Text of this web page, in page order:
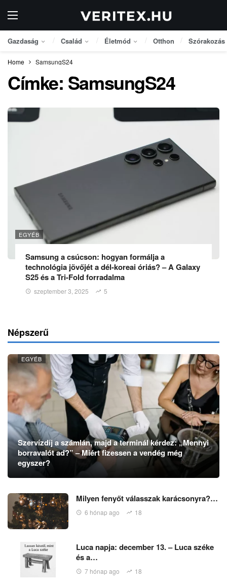
Gazdaság Család Életmód Otthon Szórakozás
Home SamsungS24
Címke: SamsungS24
EGYÉB
Samsung a csúcson: hogyan formálja a
technológia jövőjét a dél-koreai óriás? – A Galaxy
S25 és a Tri-Fold forradalma
szeptember 3, 2025 5
Népszerű
EGYÉB
Szervízdíj a számlán, majd a terminál kérdez: „Mennyi
borravalót ad?” – Miért fizessen a vendég még
egyszer?
Milyen fenyőt válasszak karácsonyra?…
6 hónap ago 18
Luca napja: december 13. – Luca széke
és a…
7 hónap ago 18